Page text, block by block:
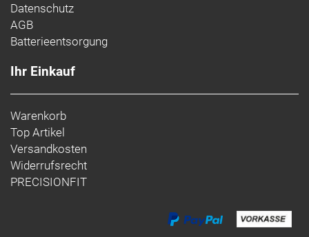
Datenschutz
AGB
Batterieentsorgung
Ihr Einkauf
Warenkorb
Top Artikel
Versandkosten
Widerrufsrecht
PRECISIONFIT